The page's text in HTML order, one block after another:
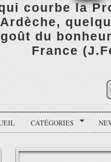
courbe la
du
France
CATÉGORIES